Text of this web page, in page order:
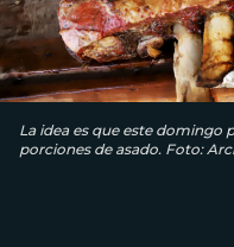
La idea es que este domingo
porciones de asado. Foto: